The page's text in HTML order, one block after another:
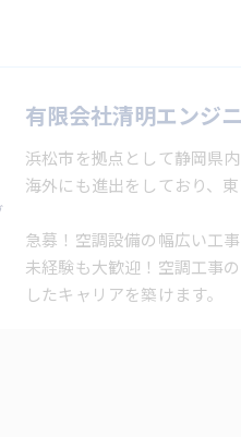
有限会社清明エンジ
浜松市を拠点として静岡県
海外にも進出をしており、
急募！空調設備の幅広い工
未経験も大歓迎！空調工事
したキャリアを築けます。